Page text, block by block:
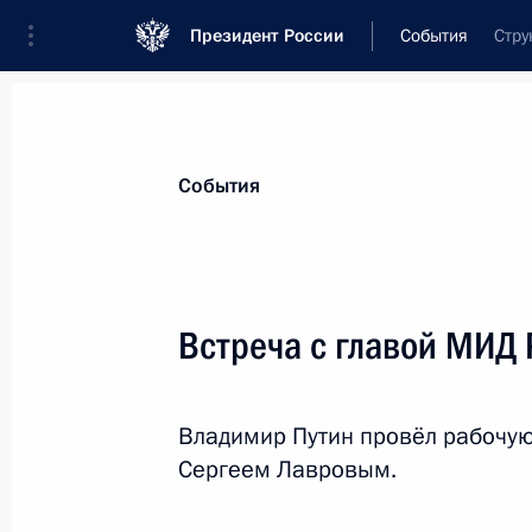
Президент России События
Новости
Расширенное заседание
16 февраля 2022 года, 18:50
События
Встреча с главой
Владимир Путин провёл
Сергеем Лавровым.